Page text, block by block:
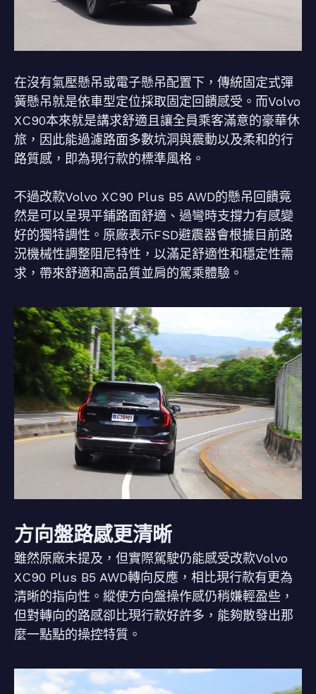
在沒有氣壓懸吊或電子懸吊配置下，傳統固定式彈
簧懸吊就是依車型定位採取固定回饋感受。而Volvo
XC90本來就是講求舒適且讓全員乘客滿意的豪華休
旅，因此能過濾路面多數坑洞與震動以及柔和的行
路質感，即為現行款的標準風格。
不過改款Volvo XC90 Plus B5 AWD的懸吊回饋竟
然是可以呈現平鋪路面舒適、過彎時支撐力有感變
好的獨特調性。原廠表示FSD避震器會根據目前路
況機械性調整阻尼特性，以滿足舒適性和穩定性需
求，帶來舒適和高品質並肩的駕乘體驗。
方向盤路感更清晰
雖然原廠未提及，但實際駕駛仍能感受改款Volvo
XC90 Plus B5 AWD轉向反應，相比現行款有更為
清晰的指向性。縱使方向盤操作感仍稍嫌輕盈些，
但對轉向的路感卻比現行款好許多，能夠散發出那
麼一點點的操控特質。